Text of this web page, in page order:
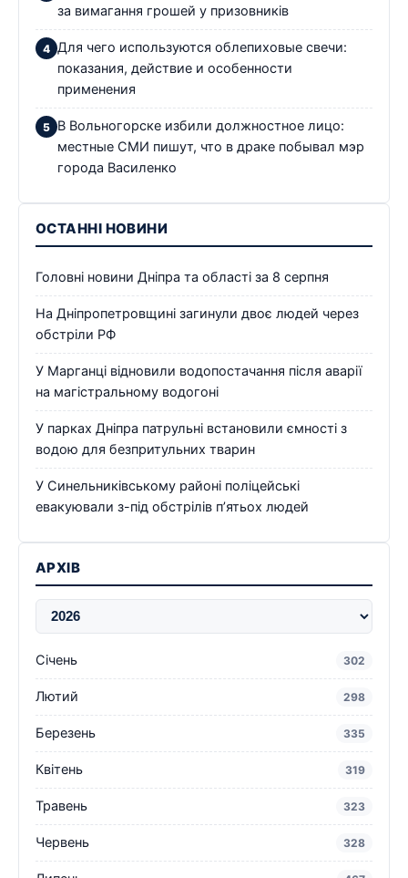
за вимагання грошей у призовників
Для чего используются облепиховые свечи:
показания, действие и особенности
применения
В Вольногорске избили должностное лицо:
местные СМИ пишут, что в драке побывал мэр
города Василенко
ОСТАННІ НОВИНИ
Головні новини Дніпра та області за 8 серпня
На Дніпропетровщині загинули двоє людей через
обстріли РФ
У Марганці відновили водопостачання після аварії
на магістральному водогоні
У парках Дніпра патрульні встановили ємності з
водою для безпритульних тварин
У Синельниківському районі поліцейські
евакуювали з-під обстрілів п’ятьох людей
АРХІВ
Січень 302
Лютий 298
Березень 335
Квітень 319
Травень 323
Червень 328